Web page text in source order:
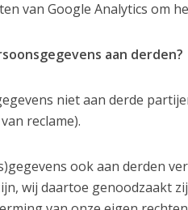
van Google Analytics om
aan derden?
niet aan derde
reclame).
ook aan derden
wij daartoe genoodzaakt